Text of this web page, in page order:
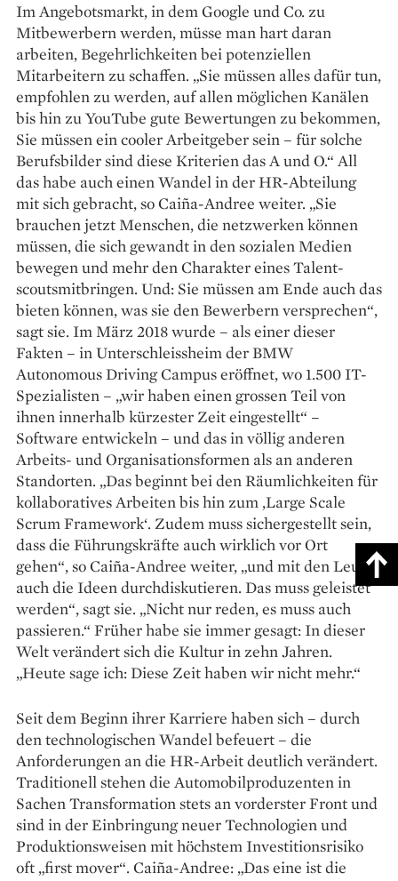
Im Angebotsmarkt, in dem Google und Co. zu
Mitbewerbern werden, müsse man hart daran
arbeiten, Begehrlichkeiten bei potenziellen
Mitarbeitern zu schaffen. „Sie müssen alles dafür tun,
empfohlen zu werden, auf allen möglichen Kanälen
bis hin zu YouTube gute Bewertungen zu bekommen,
Sie müssen ein cooler Arbeitgeber sein – für solche
Berufsbilder sind diese Kriterien das A und O.“ All
das habe auch einen Wandel in der HR-Abteilung
mit sich gebracht, so Caiña-Andree weiter. „Sie
brauchen jetzt Menschen, die netzwerken können
müssen, die sich gewandt in den sozialen Medien
bewegen und mehr den Charakter eines Talent­
scoutsmitbringen. Und: Sie müssen am Ende auch das
bieten können, was sie den Bewerbern versprechen“,
sagt sie. Im März 2018 wurde – als einer dieser
Fakten – in Unterschleissheim der BMW
Autonomous Driving Campus eröffnet, wo 1.500 IT-
Spezialisten – „wir haben einen grossen Teil von
ihnen innerhalb kürzester Zeit eingestellt“ –
Software entwickeln – und das in völlig anderen
Arbeits- und Organisationsformen als an anderen
Standorten. „Das beginnt bei den Räumlichkeiten für
kollaboratives Arbeiten bis hin zum ‚Large Scale
Scrum Framework‘. Zudem muss sichergestellt sein,
dass die Führungskräfte auch wirklich vor Ort
gehen“, so Caiña-Andree weiter, „und mit den Leuten
auch die Ideen durchdiskutieren. Das muss geleistet
werden“, sagt sie. „Nicht nur reden, es muss auch
passieren.“ Früher habe sie immer gesagt: In dieser
Welt verändert sich die Kultur in zehn Jahren.
„Heute sage ich: Diese Zeit haben wir nicht mehr.“
Seit dem Beginn ihrer Karriere haben sich – durch
den technologischen Wandel befeuert – die
Anforderungen an die HR-Arbeit deutlich verändert.
Traditionell stehen die Automobilproduzenten in
Sachen Transformation stets an vorderster Front und
sind in der Einbringung neuer Technologien und
Produktions­weisen mit höchstem Investitions­risiko
oft „first mover“. Caiña-Andree: „Das eine ist die